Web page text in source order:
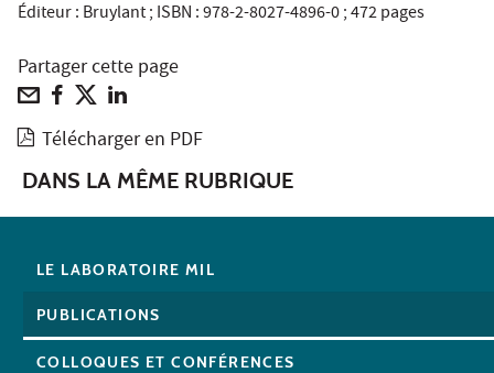
Éditeur : Bruylant ; ISBN : 978-2-8027-4896-0 ; 472 pages
Partager cette page
Télécharger en PDF
DANS LA MÊME RUBRIQUE
LE LABORATOIRE MIL
PUBLICATIONS
COLLOQUES ET CONFÉRENCES